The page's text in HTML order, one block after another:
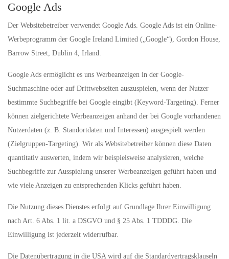
Google Ads
Der Websitebetreiber verwendet Google Ads. Google Ads ist ein Online-
Werbeprogramm der Google Ireland Limited („Google“), Gordon House,
Barrow Street, Dublin 4, Irland.
Google Ads ermöglicht es uns Werbeanzeigen in der Google-
Suchmaschine oder auf Drittwebseiten auszuspielen, wenn der Nutzer
bestimmte Suchbegriffe bei Google eingibt (Keyword-Targeting). Ferner
können zielgerichtete Werbeanzeigen anhand der bei Google vorhandenen
Nutzerdaten (z. B. Standortdaten und Interessen) ausgespielt werden
(Zielgruppen-Targeting). Wir als Websitebetreiber können diese Daten
quantitativ auswerten, indem wir beispielsweise analysieren, welche
Suchbegriffe zur Ausspielung unserer Werbeanzeigen geführt haben und
wie viele Anzeigen zu entsprechenden Klicks geführt haben.
Die Nutzung dieses Dienstes erfolgt auf Grundlage Ihrer Einwilligung
nach Art. 6 Abs. 1 lit. a DSGVO und § 25 Abs. 1 TDDDG. Die
Einwilligung ist jederzeit widerrufbar.
Die Datenübertragung in die USA wird auf die Standardvertragsklauseln